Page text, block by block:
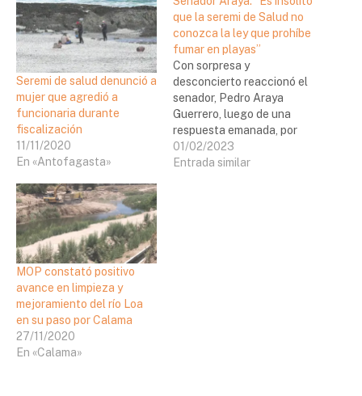
Seremi de salud denunció a
mujer que agredió a
funcionaria durante
fiscalización
11/11/2020
En «Antofagasta»
que la seremi de Salud no
conozca la ley que prohíbe
fumar en playas”
Con sorpresa y
desconcierto reaccionó el
senador, Pedro Araya
Guerrero, luego de una
respuesta emanada, por
escrito, desde la SEREMI
de Salud, la que evidenció
01/02/2023
Entrada similar
MOP constató positivo
avance en limpieza y
mejoramiento del río Loa
en su paso por Calama
27/11/2020
En «Calama»